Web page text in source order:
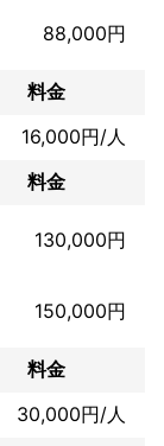
88,000円
料金
16,000円/人
料金
130,000円
150,000円
料金
30,000円/人